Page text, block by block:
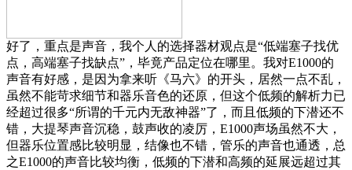
好了，重点是声音，我个人的选择器材观点是“低端塞子找优
点，高端塞子找缺点”，毕竟产品定位在哪里。我对E1000的
声音有好感，是因为拿来听《马六》的开头，居然一点不乱，
虽然不能苛求细节和器乐音色的还原，但这个低频的解析力已
经超过很多“所谓的千元内无敌神器”了，而且低频的下潜还不
错，大提琴声音沉稳，鼓声收的凌厉，E1000声场虽然不大，
但器乐位置感比较明显，结像也不错，管乐的声音也通透，总
之E1000的声音比较均衡，低频的下潜和高频的延展远超过其